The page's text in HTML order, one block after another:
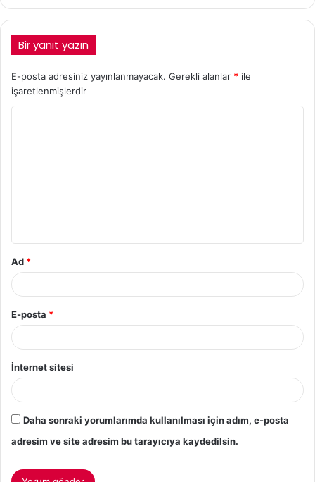
Bir yanıt yazın
E-posta adresiniz yayınlanmayacak. Gerekli alanlar * ile
işaretlenmişlerdir
Ad *
E-posta *
İnternet sitesi
Daha sonraki yorumlarımda kullanılması için adım, e-posta
adresim ve site adresim bu tarayıcıya kaydedilsin.